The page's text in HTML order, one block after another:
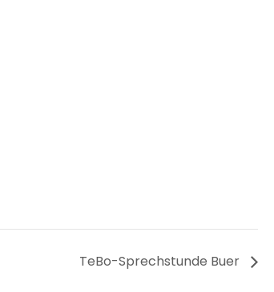
TeBo-Sprechstunde Buer